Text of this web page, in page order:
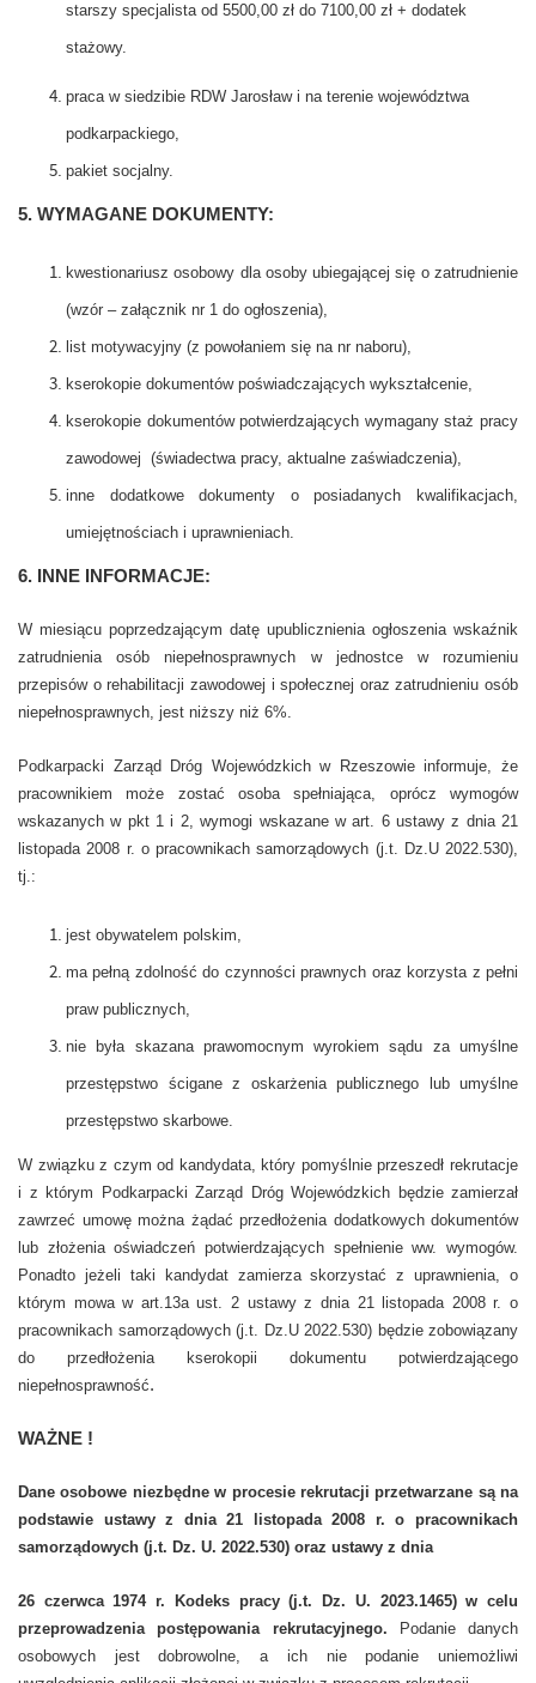
starszy specjalista od 5500,00 zł do 7100,00 zł + dodatek
stażowy.
praca w siedzibie RDW Jarosław i na terenie województwa
podkarpackiego,
pakiet socjalny.
5. WYMAGANE DOKUMENTY:
kwestionariusz osobowy dla osoby ubiegającej się o zatrudnienie
(wzór – załącznik nr 1 do ogłoszenia),
list motywacyjny (z powołaniem się na nr naboru),
kserokopie dokumentów poświadczających wykształcenie,
kserokopie dokumentów potwierdzających wymagany staż pracy
zawodowej (świadectwa pracy, aktualne zaświadczenia),
inne dodatkowe dokumenty o posiadanych kwalifikacjach,
umiejętnościach i uprawnieniach.
6. INNE INFORMACJE:
W miesiącu poprzedzającym datę upublicznienia ogłoszenia wskaźnik
zatrudnienia osób niepełnosprawnych w jednostce w rozumieniu
przepisów o rehabilitacji zawodowej i społecznej oraz zatrudnieniu osób
niepełnosprawnych, jest niższy niż 6%.
Podkarpacki Zarząd Dróg Wojewódzkich w Rzeszowie informuje, że
pracownikiem może zostać osoba spełniająca, oprócz wymogów
wskazanych w pkt 1 i 2, wymogi wskazane w art. 6 ustawy z dnia 21
listopada 2008 r. o pracownikach samorządowych (j.t. Dz.U 2022.530),
tj.:
jest obywatelem polskim,
ma pełną zdolność do czynności prawnych oraz korzysta z pełni
praw publicznych,
nie była skazana prawomocnym wyrokiem sądu za umyślne
przestępstwo ścigane z oskarżenia publicznego lub umyślne
przestępstwo skarbowe.
W związku z czym od kandydata, który pomyślnie przeszedł rekrutacje
i z którym Podkarpacki Zarząd Dróg Wojewódzkich będzie zamierzał
zawrzeć umowę można żądać przedłożenia dodatkowych dokumentów
lub złożenia oświadczeń potwierdzających spełnienie ww. wymogów.
Ponadto jeżeli taki kandydat zamierza skorzystać z uprawnienia, o
którym mowa w art.13a ust. 2 ustawy z dnia 21 listopada 2008 r. o
pracownikach samorządowych (j.t. Dz.U 2022.530) będzie zobowiązany
do przedłożenia kserokopii dokumentu potwierdzającego
niepełnosprawność.
WAŻNE !
Dane osobowe niezbędne w procesie rekrutacji przetwarzane są na
podstawie ustawy z dnia21 listopada 2008 r. o pracownikach
samorządowych (j.t. Dz. U. 2022.530) oraz ustawy z dnia
26 czerwca 1974 r. Kodeks pracy (j.t. Dz. U. 2023.1465) w celu
przeprowadzenia postępowania rekrutacyjnego.
Podanie danych
osobowych jest dobrowolne, a ich nie podanie uniemożliwi